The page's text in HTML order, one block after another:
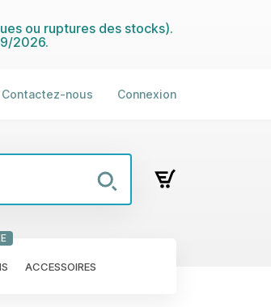
ou ruptures des stocks).
2026.
Contactez-nous Connexion
ACCESSOIRES